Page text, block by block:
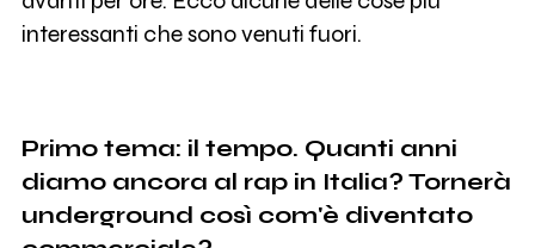
interessanti che sono venuti fuori.
Primo tema: il tempo. Quanti anni
diamo ancora al rap in Italia? Tornerà
underground così com'è diventato